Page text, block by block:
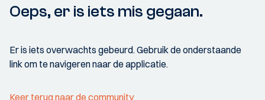
Oeps, er is iets mis gegaan.
Er is iets overwachts gebeurd. Gebruik de onderstaande
link om te navigeren naar de applicatie.
Keer terug naar de community